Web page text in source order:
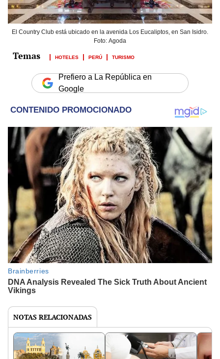
El Country Club está ubicado en la avenida Los Eucaliptos, en San Isidro.
Foto: Agoda
HOTELES PERÚ TURISMO
Prefiero a La República en
Google
NOTAS RELACIONADAS